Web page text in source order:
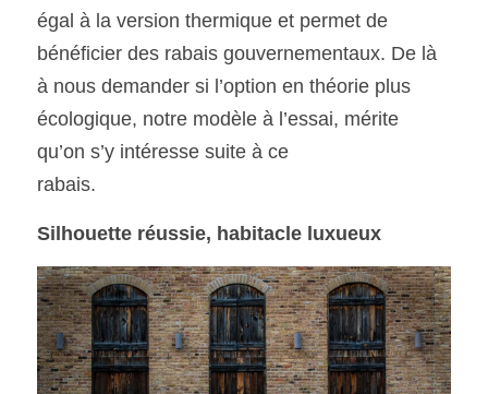
égal à la version thermique et permet de
bénéficier des rabais gouvernementaux. De là
à nous demander si l’option en théorie plus
écologique, notre modèle à l’essai, mérite
qu’on s’y intéresse suite à ce
rabais.
Silhouette réussie, habitacle luxueux